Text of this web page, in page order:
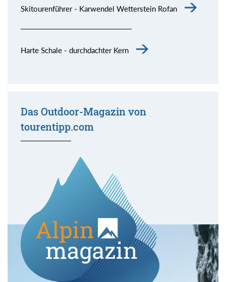
Skitourenführer - Karwendel Wetterstein Rofan
Harte Schale - durchdachter Kern
Das Outdoor-Magazin von
tourentipp.com